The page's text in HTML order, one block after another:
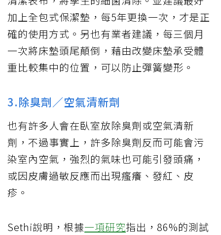
加上全包式保潔墊，每5年更換一次，才是正
確的使用方式。另也有業者建議，每三個月
一次將床墊頭尾顛倒，藉由改變床墊承受體
重比較集中的位置，可以防止彈簧變形。
3.除臭劑／空氣清新劑
也有許多人會在臥室放除臭劑或空氣清新
劑，不過事實上，許多除臭劑反而可能會污
染室內空氣，強烈的氣味也可能引發頭痛，
或因皮膚過敏反應而出現瘙癢、發紅、皮
疹。
Sethi說明，根據一項研究指出，86%的測試